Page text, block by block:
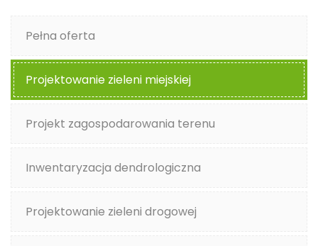
Pełna oferta
Projektowanie zieleni miejskiej
Projekt zagospodarowania terenu
Inwentaryzacja dendrologiczna
Projektowanie zieleni drogowej